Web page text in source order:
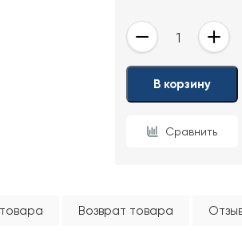
ОТПРАВИТЬ
- +
В корзину
Сравнить
Возврат товара